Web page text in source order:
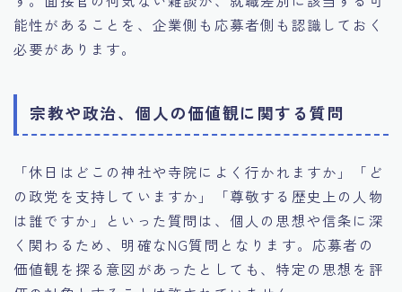
能性があることを、企業側も応募者側も認識しておく
必要があります。
宗教や政治、個人の価値観に関する質問
「休日はどこの神社や寺院によく行かれますか」「ど
の政党を支持していますか」「尊敬する歴史上の人物
は誰ですか」といった質問は、個人の思想や信条に深
く関わるため、明確なNG質問となります。応募者の
価値観を探る意図があったとしても、特定の思想を評